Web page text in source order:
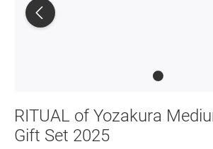
RITUAL of Yozakura
Gift Set 2025